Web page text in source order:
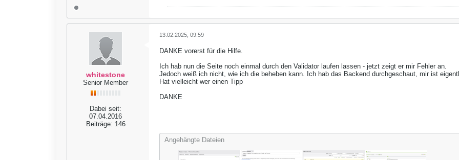
whitestone
Senior Member
Dabei seit:
07.04.2016
Beiträge: 146
13.02.2025, 09:59
DANKE vorerst für die Hilfe.
Ich hab nun die Seite noch einmal durch den Validator laufen lassen - jetzt zeigt er mir Fehler an.
Jedoch weiß ich nicht, wie ich die beheben kann. Ich hab das Backend durchgeschaut, mir ist
Hat vielleicht wer einen Tipp
DANKE
Angehängte Dateien